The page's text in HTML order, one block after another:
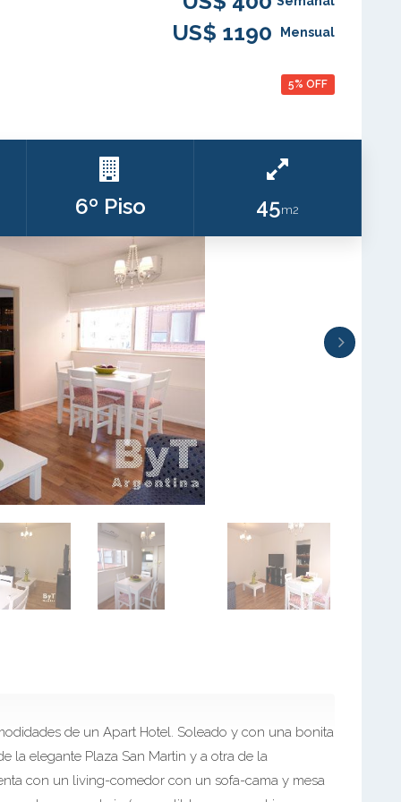
US$ 1190 Mensual
5% OFF
6º Piso 45m2
de un Apart Hotel. Soleado y con una bonita
la elegante Plaza San Martin y a otra de la
con un living-comedor con un sofa-cama y mesa